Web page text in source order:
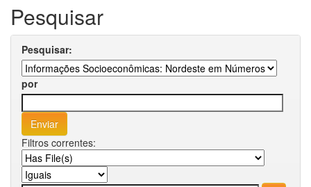
Pesquisar
Pesquisar:
por
Filtros correntes: